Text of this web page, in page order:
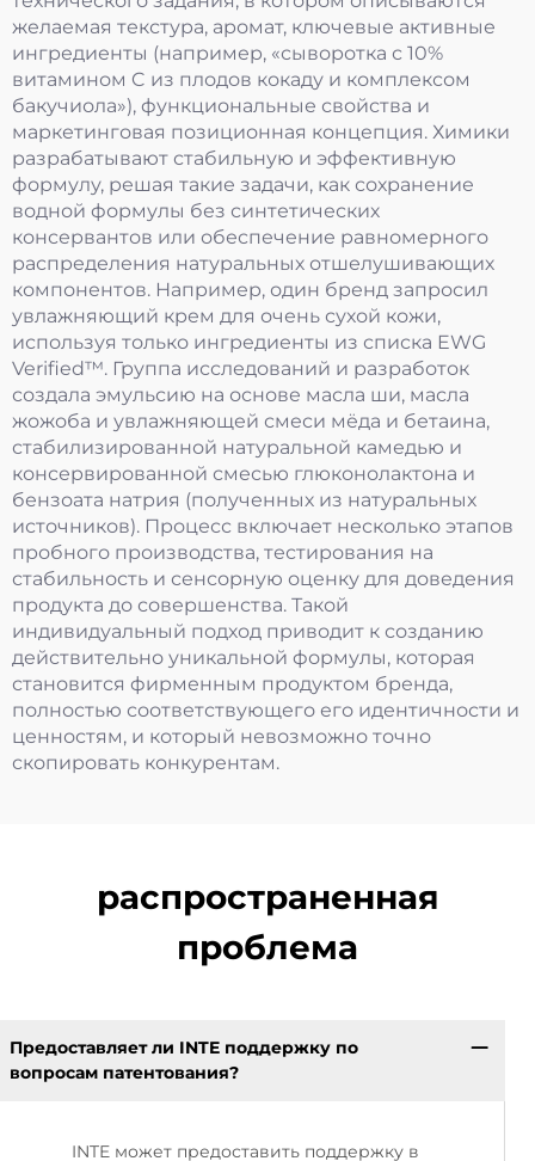
желаемая текстура, аромат, ключевые активные
ингредиенты (например, «сыворотка с 10%
витамином C из плодов кокаду и комплексом
бакучиола»), функциональные свойства и
маркетинговая позиционная концепция. Химики
разрабатывают стабильную и эффективную
формулу, решая такие задачи, как сохранение
водной формулы без синтетических
консервантов или обеспечение равномерного
распределения натуральных отшелушивающих
компонентов. Например, один бренд запросил
увлажняющий крем для очень сухой кожи,
используя только ингредиенты из списка EWG
Verified™. Группа исследований и разработок
создала эмульсию на основе масла ши, масла
жожоба и увлажняющей смеси мёда и бетаина,
стабилизированной натуральной камедью и
консервированной смесью глюконолактона и
бензоата натрия (полученных из натуральных
источников). Процесс включает несколько этапов
пробного производства, тестирования на
стабильность и сенсорную оценку для доведения
продукта до совершенства. Такой
индивидуальный подход приводит к созданию
действительно уникальной формулы, которая
становится фирменным продуктом бренда,
полностью соответствующего его идентичности и
ценностям, и который невозможно точно
скопировать конкурентам.
распространенная
проблема
Предоставляет ли INTE поддержку по
вопросам патентования?
INTE может предоставить поддержку в